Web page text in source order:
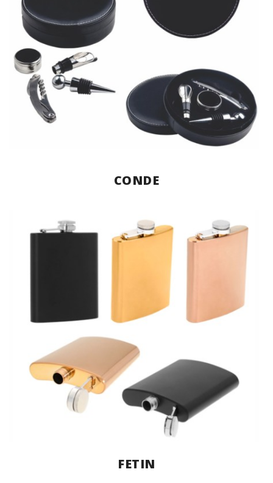
CONDE
FETIN